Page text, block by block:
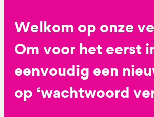
Welkom op onze
Om voor het eerst
eenvoudig een
op ‘wachtwoord